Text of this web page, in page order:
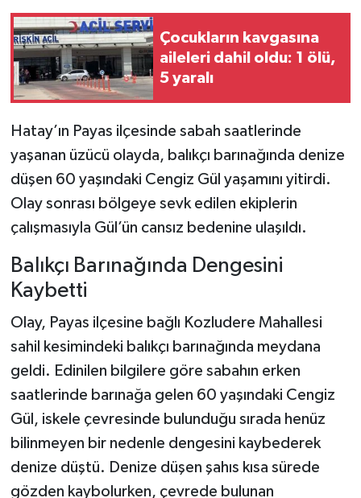
Çocukların kavgasına
aileleri dahil oldu: 1 ölü,
5 yaralı
Hatay’ın Payas ilçesinde sabah saatlerinde
yaşanan üzücü olayda, balıkçı barınağında denize
düşen 60 yaşındaki Cengiz Gül yaşamını yitirdi.
Olay sonrası bölgeye sevk edilen ekiplerin
çalışmasıyla Gül’ün cansız bedenine ulaşıldı.
Balıkçı Barınağında Dengesini
Kaybetti
Olay, Payas ilçesine bağlı Kozludere Mahallesi
sahil kesimindeki balıkçı barınağında meydana
geldi. Edinilen bilgilere göre sabahın erken
saatlerinde barınağa gelen 60 yaşındaki Cengiz
Gül, iskele çevresinde bulunduğu sırada henüz
bilinmeyen bir nedenle dengesini kaybederek
denize düştü. Denize düşen şahıs kısa sürede
gözden kaybolurken, çevrede bulunan
SürManşet
Teknoloji
KAHRAMANMARAŞ